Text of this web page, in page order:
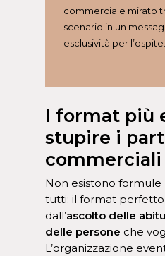
commerciale mirato
scenario in un
esclusività per l’ospite.
I format più
stupire i
commerciali
Non esistono
tutti: il format
dall’ascolto delle
delle persone che
L’organizzazione